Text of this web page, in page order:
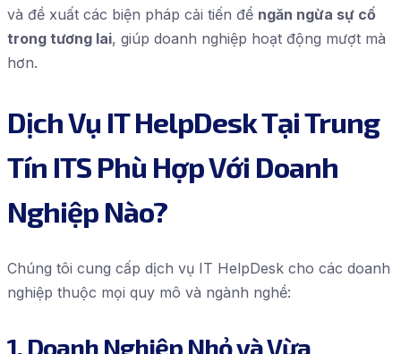
và đề xuất các biện pháp cải tiến để ngăn ngừa sự cố
trong tương lai, giúp doanh nghiệp hoạt động mượt mà
hơn.
Dịch Vụ IT HelpDesk Tại Trung
Tín ITS Phù Hợp Với Doanh
Nghiệp Nào?
Chúng tôi cung cấp dịch vụ IT HelpDesk cho các doanh
nghiệp thuộc mọi quy mô và ngành nghề:
1. Doanh Nghiệp Nhỏ và Vừa